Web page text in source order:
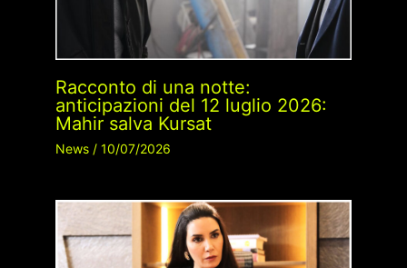
Racconto di una notte:
anticipazioni del 12 luglio 2026:
Mahir salva Kursat
News/ 10/07/2026